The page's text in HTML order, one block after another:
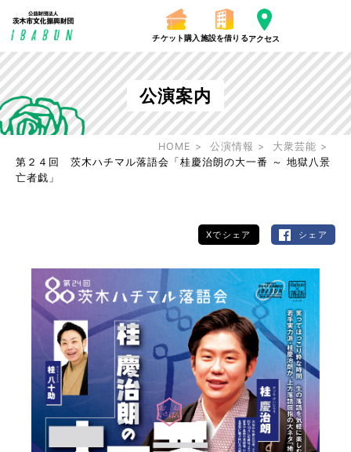
チケット購入 施設を借りるアクセス
公演案内
HOME 公演情報
大衆芸能
第２４回 茨木ハチマル落語会「桂慶治朗の大一番 ～ 地獄八景
亡者戯」
Xでシェア シェア